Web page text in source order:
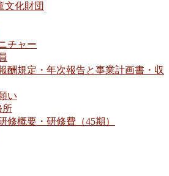
文化財団
チャー
酬規定・年次報告と事業計画書・収
い
所
修概要・研修費（45期）